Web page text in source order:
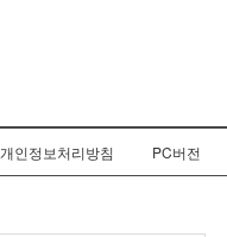
개인정보처리방침 PC버전